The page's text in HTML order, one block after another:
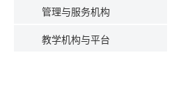
管理与服务机构
教学机构与平台